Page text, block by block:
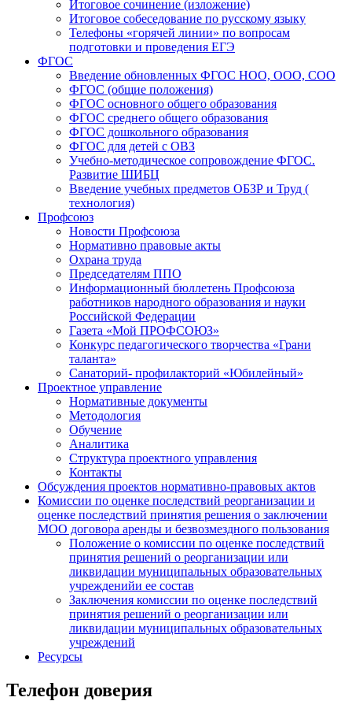
Итоговое сочинение (изложение)
Итоговое собеседование по русскому языку
Телефоны «горячей линии» по вопросам
подготовки и проведения ЕГЭ
ФГОС
Введение обновленных ФГОС НОО, ООО, СОО
ФГОС (общие положения)
ФГОС основного общего образования
ФГОС среднего общего образования
ФГОС дошкольного образования
ФГОС для детей с ОВЗ
Учебно-методическое сопровождение ФГОС.
Развитие ШИБЦ
Введение учебных предметов ОБЗР и Труд (
технология)
Профсоюз
Новости Профсоюза
Нормативно правовые акты
Охрана труда
Председателям ППО
Информационный бюллетень Профсоюза
работников народного образования и науки
Российской Федерации
Газета «Мой ПРОФСОЮЗ»
Конкурс педагогического творчества «Грани
таланта»
Санаторий- профилакторий «Юбилейный»
Проектное управление
Нормативные документы
Методология
Обучение
Аналитика
Структура проектного управления
Контакты
Обсуждения проектов нормативно-правовых актов
Комиссии по оценке последствий реорганизации и
оценке последствий принятия решения о заключении
МОО договора аренды и безвозмездного пользования
Положение о комиссии по оценке последствий
принятия решений о реорганизации или
ликвидации муниципальных образовательных
учрежденийи ее состав
Заключения комиссии по оценке последствий
принятия решений о реорганизации или
ликвидации муниципальных образовательных
учреждений
Ресурсы
Телефон доверия